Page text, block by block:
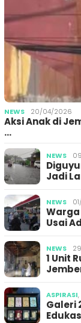
NEWS 20/04/2026
Aksi Anak di
…
NEWS
Jadi
NEWS
Warga
Usai
NEWS
1 Unit
ASPIRASI,
Galeri